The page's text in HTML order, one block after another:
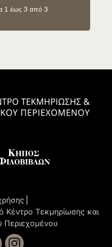
1 έως 3 από 3